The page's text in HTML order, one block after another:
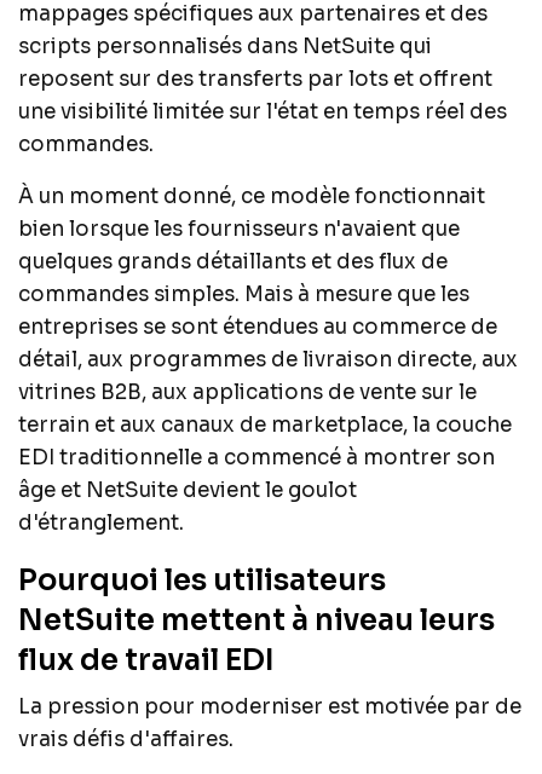
mappages spécifiques aux partenaires et des
scripts personnalisés dans NetSuite qui
reposent sur des transferts par lots et offrent
une visibilité limitée sur l'état en temps réel des
commandes.
À un moment donné, ce modèle fonctionnait
bien lorsque les fournisseurs n'avaient que
quelques grands détaillants et des flux de
commandes simples. Mais à mesure que les
entreprises se sont étendues au commerce de
détail, aux programmes de livraison directe, aux
vitrines B2B, aux applications de vente sur le
terrain et aux canaux de marketplace, la couche
EDI traditionnelle a commencé à montrer son
âge et NetSuite devient le goulot
d'étranglement.
Pourquoi les utilisateurs
NetSuite mettent à niveau leurs
flux de travail EDI
La pression pour moderniser est motivée par de
vrais défis d'affaires.